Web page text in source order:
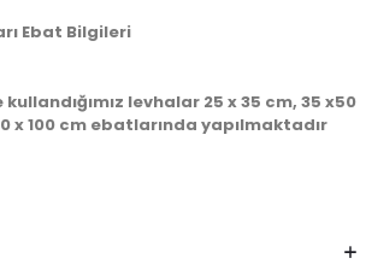
Ebat Bilgileri
levhalar 25 x 35 cm, 35 x50
x 100 cm ebatlarında yapılmaktadır